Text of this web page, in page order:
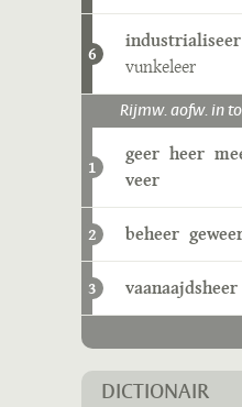
6
industrialiseer
vunkeleer
Rijmw. aofw. in
1
geer heer
veer
2 beheer
3 vaanaajdsheer
DICTIONAIR